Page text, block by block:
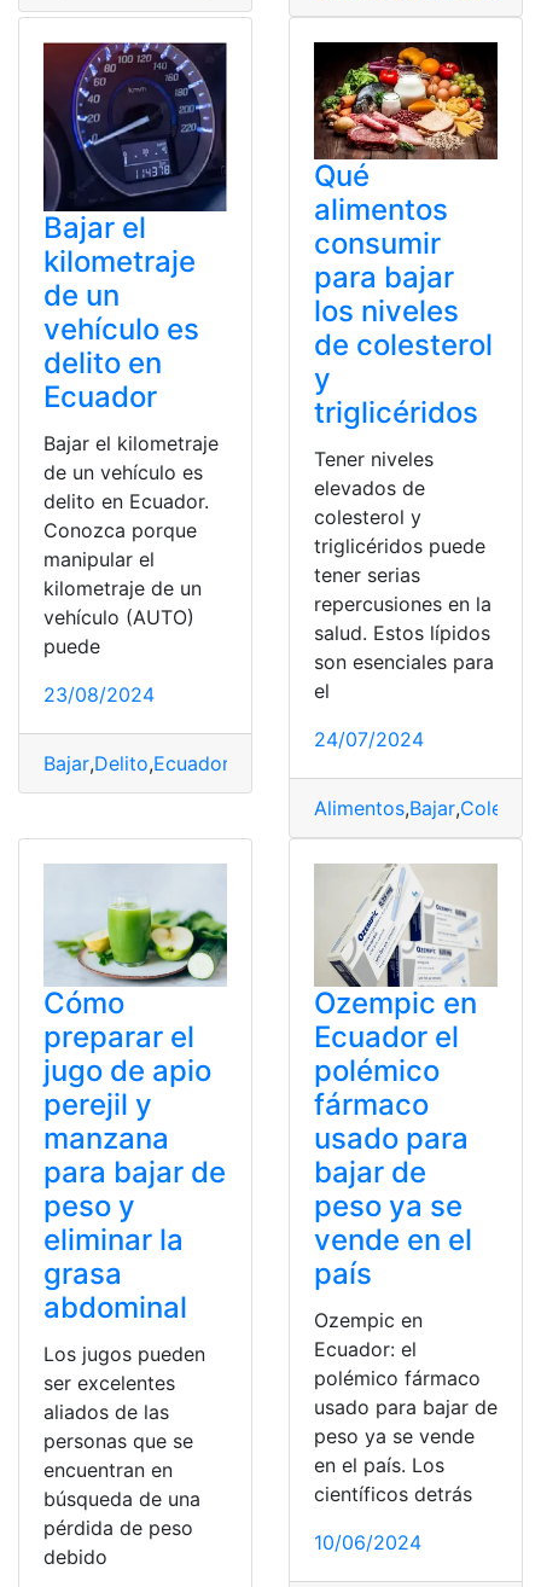
Bajar el
kilometraje
de un
vehículo es
delito en
Ecuador
Bajar el kilometraje
de un vehículo es
delito en Ecuador.
Conozca porque
manipular el
kilometraje de un
vehículo (AUTO)
puede
23/08/2024
Bajar,Delito,Ecuador
Qué
alimentos
consumir
para bajar
los niveles
de colesterol
y
triglicéridos
Tener niveles
elevados de
colesterol y
triglicéridos puede
tener serias
repercusiones en la
salud. Estos lípidos
son esenciales para
el
24/07/2024
Alimentos,Bajar,
Cómo
preparar el
jugo de apio
perejil y
manzana
para bajar de
peso y
eliminar la
grasa
abdominal
Los jugos pueden
ser excelentes
aliados de las
personas que se
encuentran en
búsqueda de una
pérdida de peso
debido
Ozempic en
Ecuador el
polémico
fármaco
usado para
bajar de
peso ya se
vende en el
país
Ozempic en
Ecuador: el
polémico fármaco
usado para bajar de
peso ya se vende
en el país. Los
científicos detrás
10/06/2024